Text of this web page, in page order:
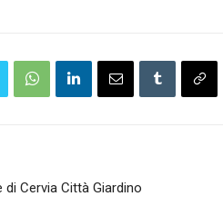
Cervia Città Giardino